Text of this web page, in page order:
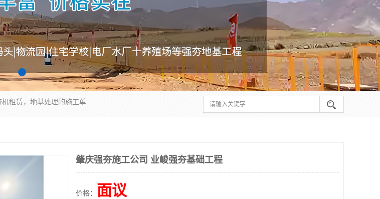
湖南业峻强夯基础工程有限公司是一家专业从事湖南强夯基础工程、强夯机租赁，地基处理的施工单位。业务覆盖：湖南、广东，江西等地。可承接1000KN.m-25000KN.m强夯（置换）工程。公司创始人是国内较早期从事强夯施工的建设者，经过多年的一步一个脚印的发展，在行业内具有较高的度和良好的口碑。
肇庆强夯施工公司 业峻强夯基础工程
价格： 面议